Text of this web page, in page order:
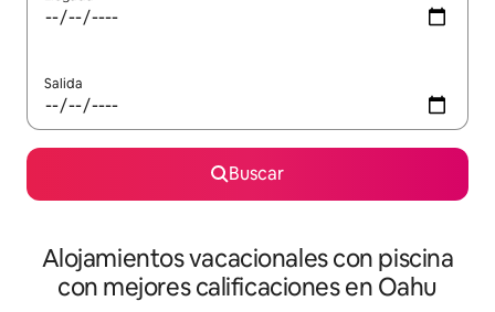
Salida
Buscar
Alojamientos vacacionales con piscina
con mejores calificaciones en Oahu